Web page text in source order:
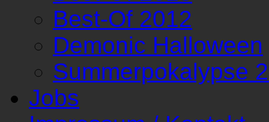
Best-Of 2012
Demonic Halloween
Summerpokalypse
Jobs